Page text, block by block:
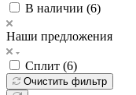
В наличии (6)
Наши предложения
Сплит (6)
Очистить фильтр